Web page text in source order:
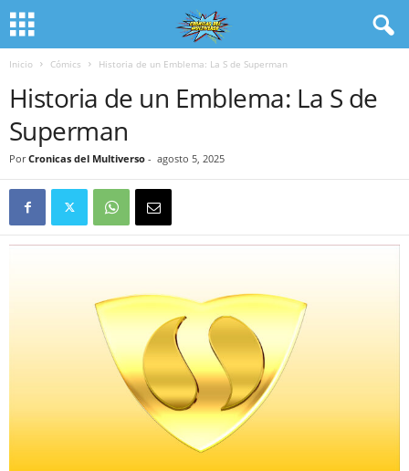
Inicio Cómics Historia de un Emblema: La S de Superman
Historia de un Emblema: La S de
Superman
Por Cronicas del Multiverso - agosto 5, 2025